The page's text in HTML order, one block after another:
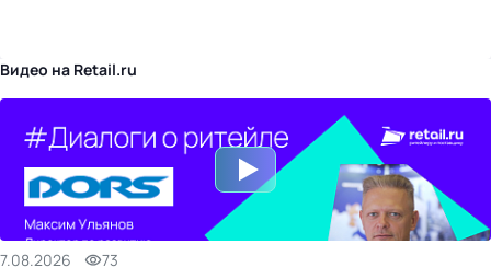
Видео на Retail.ru
7.08.2026 73